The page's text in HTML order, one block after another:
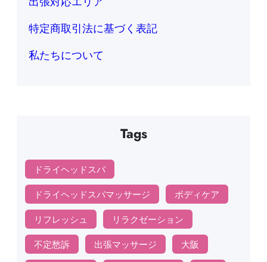
特定商取引法に基づく表記
私たちについて
Tags
ドライヘッドスパ
ドライヘッドスパマッサージ ボディケア
リフレッシュ リラクゼーション
不定愁訴 出張マッサージ 大阪